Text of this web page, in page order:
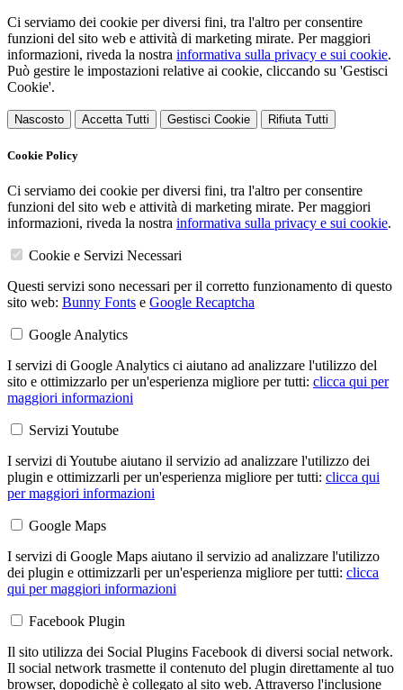
Ci serviamo dei cookie per diversi fini, tra l'altro per consentire
funzioni del sito web e attività di marketing mirate. Per maggiori
informazioni, riveda la nostra informativa sulla privacy e sui cookie.
Può gestire le impostazioni relative ai cookie, cliccando su 'Gestisci
Cookie'.
Nascosto Accetta Tutti Gestisci Cookie Rifiuta Tutti
Cookie Policy
Ci serviamo dei cookie per diversi fini, tra l'altro per consentire
funzioni del sito web e attività di marketing mirate. Per maggiori
informazioni, riveda la nostra informativa sulla privacy e sui cookie.
Cookie e Servizi Necessari
Questi servizi sono necessari per il corretto funzionamento di questo
sito web: Bunny Fonts e Google Recaptcha
Google Analytics
I servizi di Google Analytics ci aiutano ad analizzare l'utilizzo del
sito e ottimizzarlo per un'esperienza migliore per tutti: clicca qui per
maggiori informazioni
Servizi Youtube
I servizi di Youtube aiutano il servizio ad analizzare l'utilizzo dei
plugin e ottimizzarli per un'esperienza migliore per tutti: clicca qui
per maggiori informazioni
Google Maps
I servizi di Google Maps aiutano il servizio ad analizzare l'utilizzo
dei plugin e ottimizzarli per un'esperienza migliore per tutti: clicca
qui per maggiori informazioni
Facebook Plugin
Il sito utilizza dei Social Plugins Facebook di diversi social network.
Il social network trasmette il contenuto del plugin direttamente al tuo
browser, dopodichè è collegato al sito web. Attraverso l'inclusione